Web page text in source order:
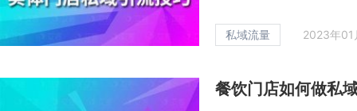
私域流量 2023年01
餐饮门店如何做私